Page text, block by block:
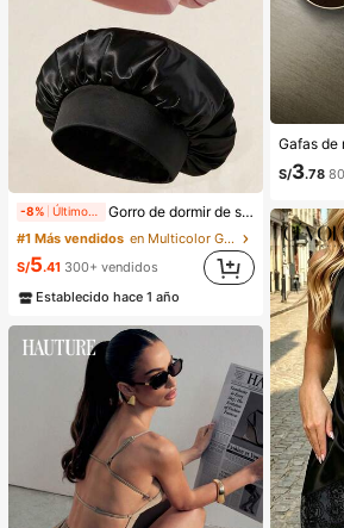
-8% Últimos 2 días Gorro de dormir de satén de seda, adecuado para cabello largo, trenzas, rastas y cabello rizado. Suave, unisex y disponible en múltiples colores. Perfecto para el cuidado del cabello durante la noche, uso en el baño y viajes.
#1 Más vendidos
en Multicolor Gorros para el pelo para mujer
S/5.41 300+ vendidos
Establecido hace 1 año
S/3.78